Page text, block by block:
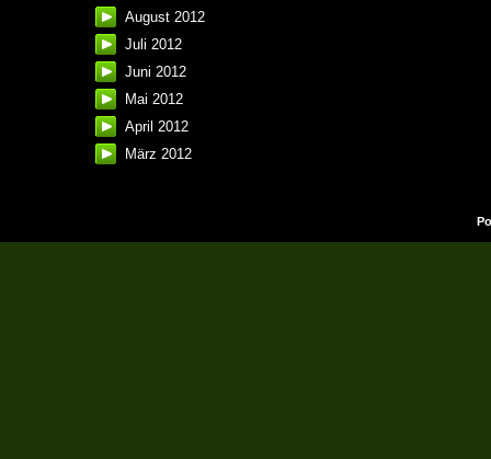
August 2012
Juli 2012
Juni 2012
Mai 2012
April 2012
März 2012